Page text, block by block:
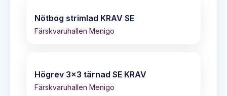
Nötbog strimlad KRAV SE
Färskvaruhallen Menigo
Högrev 3x3 tärnad SE KRAV
Färskvaruhallen Menigo